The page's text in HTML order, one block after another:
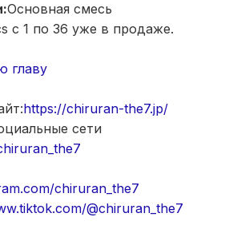
Основная смесь
с 1 по 36 уже в продаже.
главу
https://chiruran-the7.jp/
сети
chiruran_the7
@chiruran_the7